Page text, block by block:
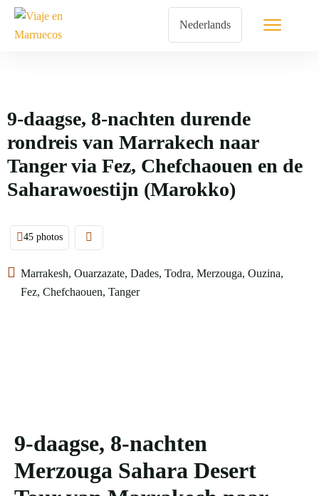
9-daagse, 8-nachten durende
rondreis van Marrakech naar
Tanger via Fez, Chefchaouen en de
Saharawoestijn (Marokko)
45 photos
Marrakesh, Ouarzazate, Dades, Todra, Merzouga, Ouzina,
Fez, Chefchaouen, Tanger
9-daagse, 8-nachten
Merzouga Sahara Desert